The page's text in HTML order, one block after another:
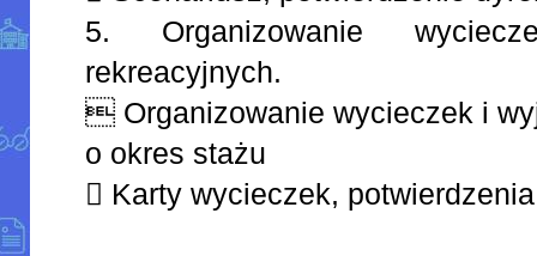
5. Organizowanie
rekreacyjnych.
 Organizowanie wycieczek i
o okres stażu
 Karty wycieczek,